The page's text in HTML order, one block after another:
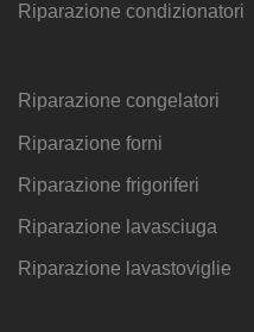
Riparazione condizionatori
Riparazione congelatori
Riparazione forni
Riparazione frigoriferi
Riparazione lavasciuga
Riparazione lavastoviglie